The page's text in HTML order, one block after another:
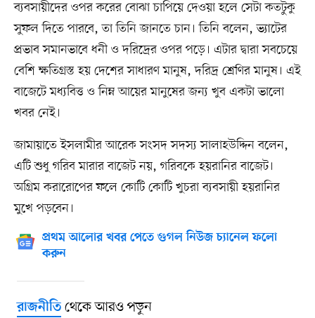
ব্যবসায়ীদের ওপর করের বোঝা চাপিয়ে দেওয়া হলে সেটা কতটুকু
সুফল দিতে পারবে, তা তিনি জানতে চান। তিনি বলেন, ভ্যাটের
প্রভাব সমানভাবে ধনী ও দরিদ্রের ওপর পড়ে। এটার দ্বারা সবচেয়ে
বেশি ক্ষতিগ্রস্ত হয় দেশের সাধারণ মানুষ, দরিদ্র শ্রেণির মানুষ। এই
বাজেটে মধ্যবিত্ত ও নিম্ন আয়ের মানুষের জন্য খুব একটা ভালো
খবর নেই।
জামায়াতে ইসলামীর আরেক সংসদ সদস্য সালাহউদ্দিন বলেন,
এটি শুধু গরিব মারার বাজেট নয়, গরিবকে হয়রানির বাজেট।
অগ্রিম করারোপের ফলে কোটি কোটি খুচরা ব্যবসায়ী হয়রানির
মুখে পড়বেন।
প্রথম আলোর খবর পেতে গুগল নিউজ চ্যানেল ফলো
করুন
রাজনীতিথেকে আরও পড়ুন